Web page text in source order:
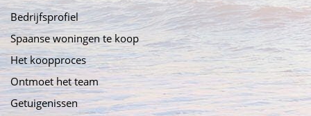
Bedrijfsprofiel
Spaanse woningen te koop
Het koopproces
Ontmoet het team
Getuigenissen